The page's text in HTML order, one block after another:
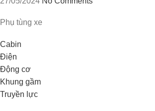
Phụ tùng xe
Cabin
Điện
Động cơ
Khung gầm
Truyền lực